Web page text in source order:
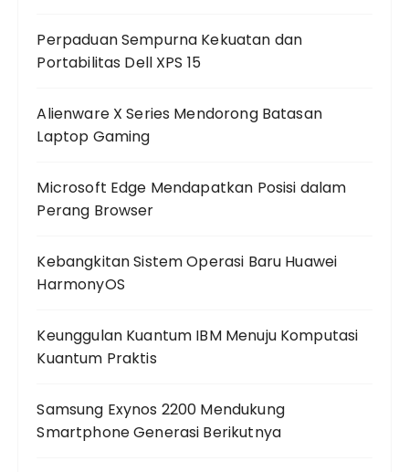
Perpaduan Sempurna Kekuatan dan
Portabilitas Dell XPS 15
Alienware X Series Mendorong Batasan
Laptop Gaming
Microsoft Edge Mendapatkan Posisi dalam
Perang Browser
Kebangkitan Sistem Operasi Baru Huawei
HarmonyOS
Keunggulan Kuantum IBM Menuju Komputasi
Kuantum Praktis
Samsung Exynos 2200 Mendukung
Smartphone Generasi Berikutnya